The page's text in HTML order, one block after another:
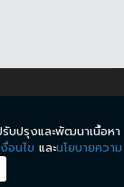
RESERVED.
ส่วนตัว
รับปรุงและพัฒนาเนื้อหา
อนไข และนโยบายความ